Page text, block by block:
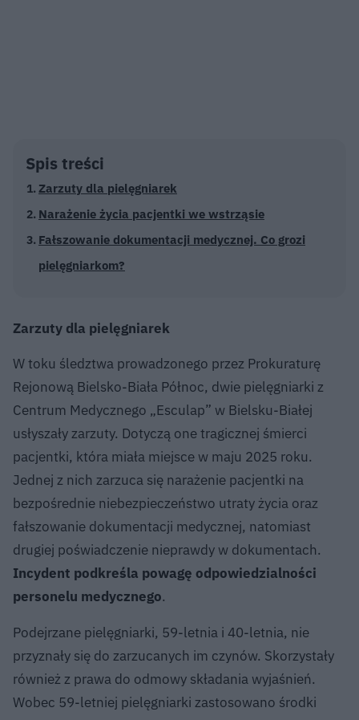
Spis treści
Zarzuty dla pielęgniarek
Narażenie życia pacjentki we wstrząsie
Fałszowanie dokumentacji medycznej. Co grozi
pielęgniarkom?
Zarzuty dla pielęgniarek
W toku śledztwa prowadzonego przez Prokuraturę
Rejonową Bielsko-Biała Północ, dwie pielęgniarki z
Centrum Medycznego „Esculap” w Bielsku-Białej
usłyszały zarzuty. Dotyczą one tragicznej śmierci
pacjentki, która miała miejsce w maju 2025 roku.
Jednej z nich zarzuca się narażenie pacjentki na
bezpośrednie niebezpieczeństwo utraty życia oraz
fałszowanie dokumentacji medycznej, natomiast
drugiej poświadczenie nieprawdy w dokumentach.
Incydent podkreśla powagę odpowiedzialności
personelu medycznego.
Podejrzane pielęgniarki, 59-letnia i 40-letnia, nie
przyznały się do zarzucanych im czynów. Skorzystały
również z prawa do odmowy składania wyjaśnień.
Wobec 59-letniej pielęgniarki zastosowano środki